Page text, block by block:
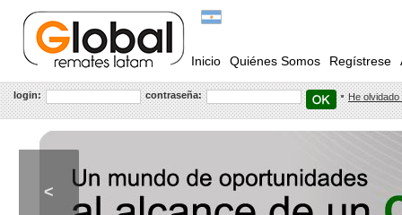
Inicio Quiénes Somos Regístrese
login: contraseña: He
<